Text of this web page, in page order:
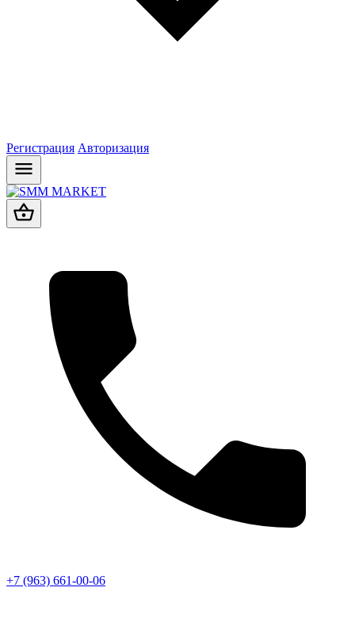
Регистрация Авторизация
+7 (963) 661-00-06